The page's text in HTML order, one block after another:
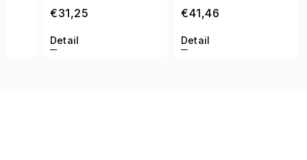
€31,25
Detail
€41,46
Detail